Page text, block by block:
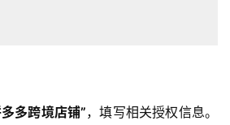
多跨境店铺”，填写相关授权信息。